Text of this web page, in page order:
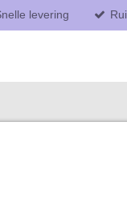
levering